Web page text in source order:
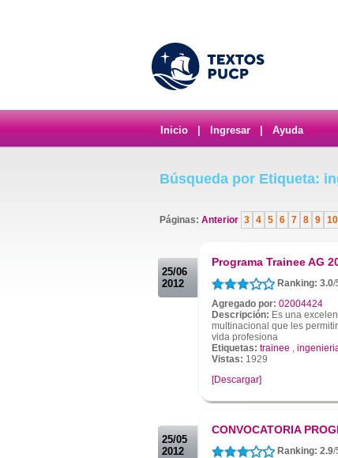
Inicio Ingresar Ayuda
Búsqueda por Etiqueta:
Páginas: Anterior 3 4 5 6 7 8 9 10
25/06
2012
Programa Trainee AG
Ranking: 3.0/
Agregado por: 02004424
Descripción: Es una
multinacional que les
vida profesiona
Etiquetas: trainee ,
Vistas: 1929
[Descargar]
25/05
2012
CONVOCATORIA
Ranking: 2.9/